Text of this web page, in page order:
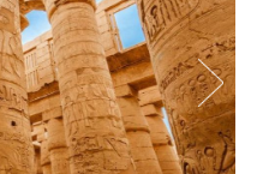
Запитване